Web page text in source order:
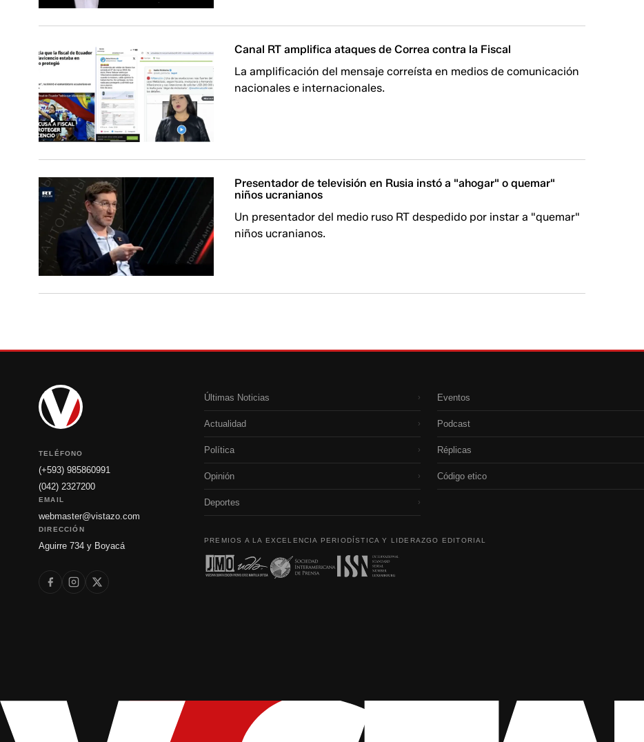
Canal RT amplifica ataques de Correa contra la Fiscal
La amplificación del mensaje correísta en medios de comunicación
nacionales e internacionales.
Presentador de televisión en Rusia instó a "ahogar" o quemar"
niños ucranianos
Un presentador del medio ruso RT despedido por instar a "quemar"
niños ucranianos.
TELÉFONO
(+593) 985860991
(042) 2327200
EMAIL
webmaster@vistazo.com
DIRECCIÓN
Aguirre 734 y Boyacá
Últimas Noticias ›
Actualidad ›
Política ›
Opinión ›
Deportes ›
Eventos
Podcast
Réplicas
Código etico
PREMIOS A LA EXCELENCIA PERIODÍSTICA Y LIDERAZGO EDITORIAL